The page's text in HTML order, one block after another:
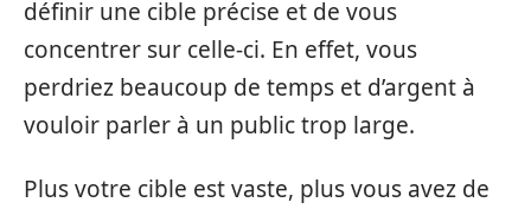
définir une cible précise et de vous
concentrer sur celle-ci. En effet, vous
perdriez beaucoup de temps et d’argent à
vouloir parler à un public trop large.
Plus votre cible est vaste, plus vous avez de